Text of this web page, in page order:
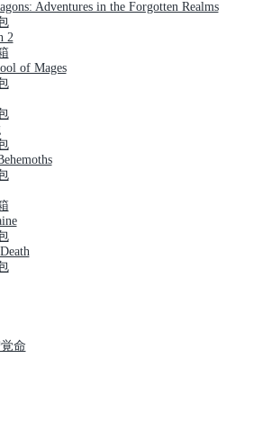
Adventures in the Forgotten Realms
2
of Mages
命